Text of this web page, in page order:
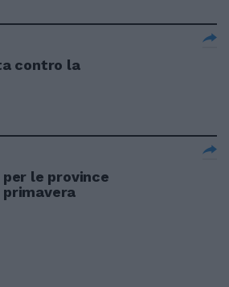
contro la
le province
primavera